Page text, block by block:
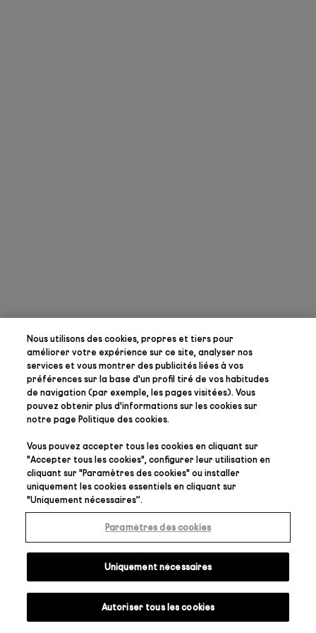
Nous utilisons des cookies, propres et tiers pour
améliorer votre expérience sur ce site, analyser nos
services et vous montrer des publicités liées à vos
préférencessur la base d'un profil tiré de vos habitudes
de navigation (par exemple, les pages visitées). Vous
pouvez obtenir plus d'informations sur les cookies sur
notre pagePolitique des cookies.
Vous pouvez accepter tous les cookies en cliquant sur
"Accepter tous les cookies", configurer leur utilisation en
cliquant sur "Paramètres des cookies" ou installer
uniquement les cookies essentiels en cliquant sur
"Uniquement nécessaires”.
Paramètres des cookies
Uniquement nécessaires
Autoriser tous les cookies